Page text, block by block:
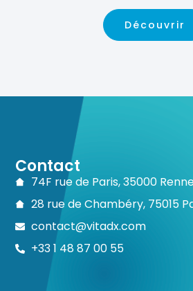
Découvrir
Contact
74F rue de Paris, 35000
28 rue de Chambéry, 75015
contact@vitadx.com
+33 1 48 87 00 55